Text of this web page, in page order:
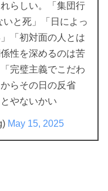
らしい。「集団行
と死」「日によっ
「初対面の人とは
性を深めるのは苦
完璧主義でこだわ
らその日の反省
やないかい
May 15, 2025